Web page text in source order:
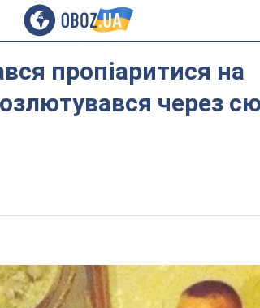
пропіаритися на
через